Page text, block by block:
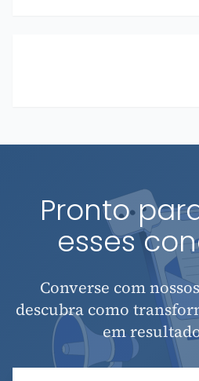
Pronto
esses
Converse com
descubra como
em